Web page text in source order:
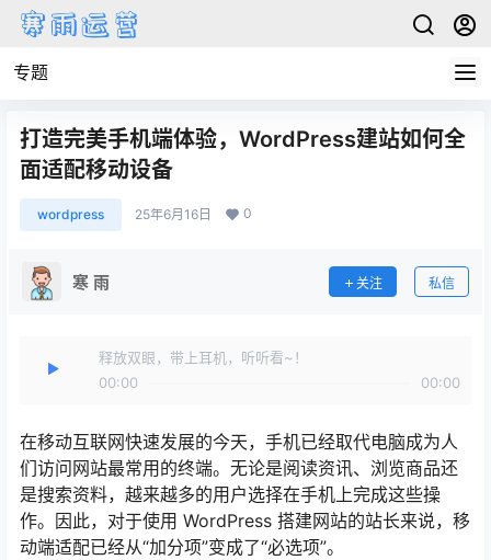
专题
打造完美手机端体验，WordPress建站如何全
面适配移动设备
wordpress 25年6月16日 0
寒 雨 关注 私信
释放双眼，带上耳机，听听看~！
00:00
00:00
在移动互联网快速发展的今天，手机已经取代电脑成为人
们访问网站最常用的终端。无论是阅读资讯、浏览商品还
是搜索资料，越来越多的用户选择在手机上完成这些操
作。因此，对于使用 WordPress 搭建网站的站长来说，移
动端适配已经从“加分项”变成了“必选项”。